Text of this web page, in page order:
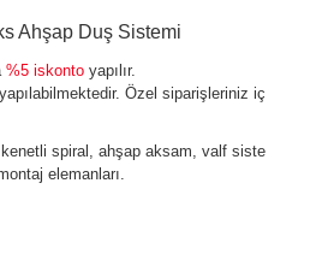
Ahşap Duş Sistemi
%5 iskonto yapılır.
Özel siparişleriniz iç
spiral, ahşap aksam, valf siste
elemanları.